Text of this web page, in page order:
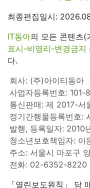
최종편집일시:
IT동아의 모든 콘텐츠(
표시-비영리-변경금지
다.
회사: (주)아이티동아
사업자등록번호: 101-
통신판매: 제 2017-서
정기간행물등록번호:
발행, 등록일자: 2010
청소년보호책임자: 이
주소: 서울시 마포구
전화: 02-6352-8220
「열린보도원칙」 당